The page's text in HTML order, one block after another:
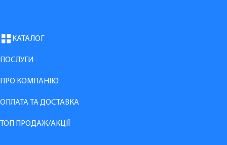
КАТАЛОГ
ПОСЛУГИ
ПРО КОМПАНІЮ
ОПЛАТА ТА ДОСТАВКА
ТОП ПРОДАЖ/АКЦІЇ